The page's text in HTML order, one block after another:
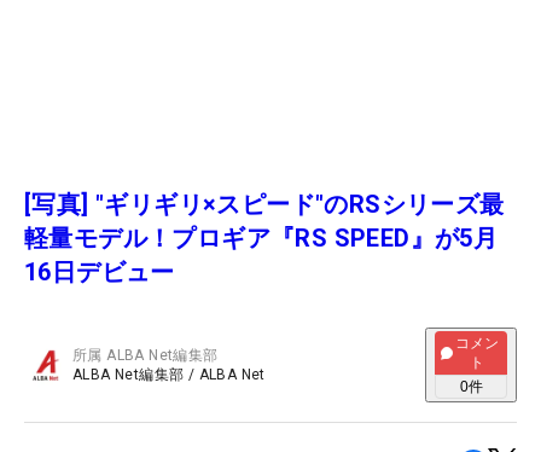
[写真] "ギリギリ×スピード"のRSシリーズ最
軽量モデル！プロギア『RS SPEED』が5月
16日デビュー
所属ALBA Net編集部
ALBA Net編集部 / ALBA Net
コメン
ト
0件